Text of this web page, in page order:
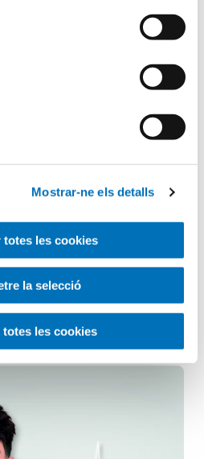
Mostrar-ne els detalls
totes les cookies
la selecció
totes les cookies